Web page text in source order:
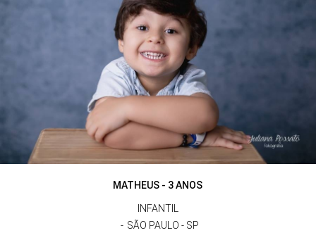
MATHEUS - 3 ANOS
INFANTIL
SÃO PAULO - SP